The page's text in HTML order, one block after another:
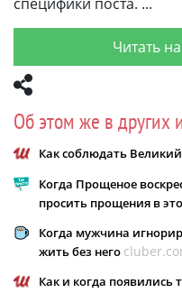
Читать
Об этом же в других
Как соблюдать Великий
Когда Прощеное
просить прощения в
Когда мужчина
жить без него
Как и когда появились